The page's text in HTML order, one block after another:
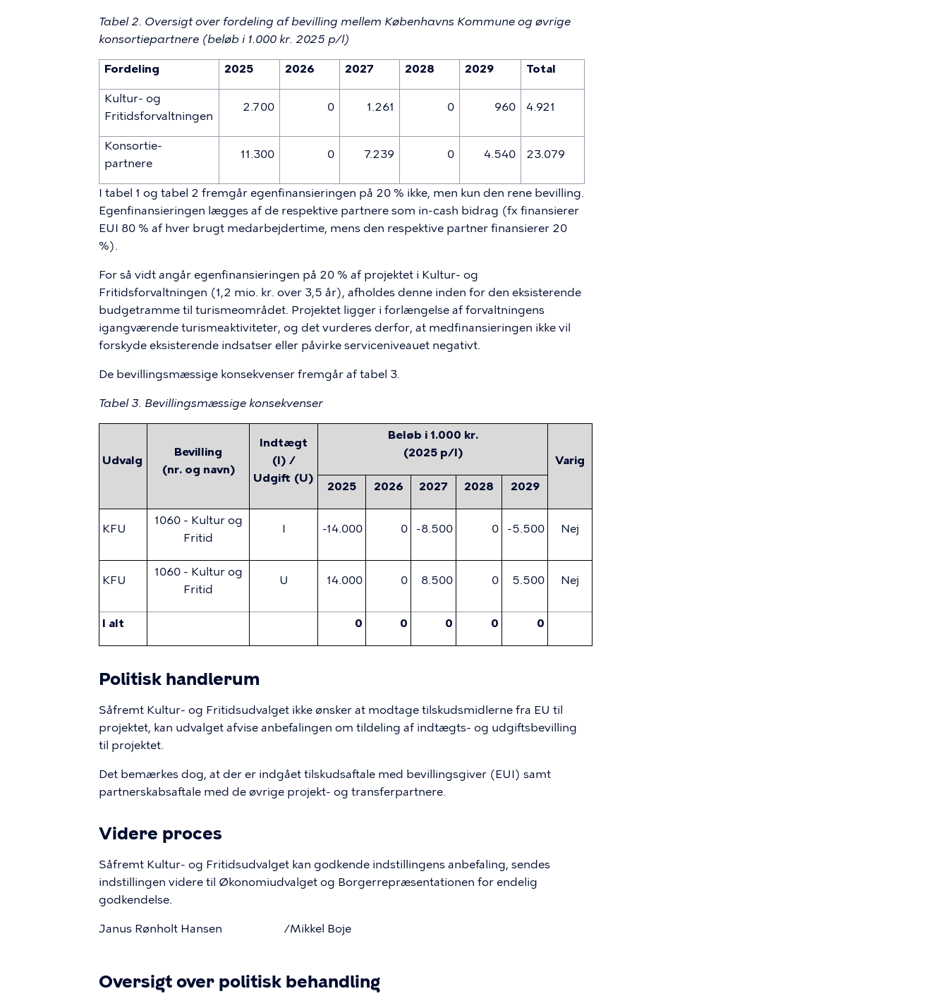
Tabel 2. Oversigt over fordeling af bevilling mellem Københavns Kommune og øvrige
konsortiepartnere (beløb i 1.000 kr. 2025 p/l)
Fordeling 2025 2026 2027 2028 2029 Total
Kultur- og
Fritidsforvaltningen
2.700 0 1.261 0 960 4.921
Konsortie-
partnere
11.300 0 7.239 0 4.540 23.079
I tabel 1 og tabel 2 fremgår egenfinansieringen på 20 % ikke, men kun den rene bevilling.
Egenfinansieringen lægges af de respektive partnere som in-cash bidrag (fx finansierer
EUI 80 % af hver brugt medarbejdertime, mens den respektive partner finansierer 20
%).
For så vidt angår egenfinansieringen på 20 % af projektet i Kultur- og
Fritidsforvaltningen (1,2 mio. kr. over 3,5 år), afholdes denne inden for den eksisterende
budgetramme til turismeområdet. Projektet ligger i forlængelse af forvaltningens
igangværende turismeaktiviteter, og det vurderes derfor, at medfinansieringen ikke vil
forskyde eksisterende indsatser eller påvirke serviceniveauet negativt.
De bevillingsmæssige konsekvenser fremgår af tabel 3.
Tabel 3. Bevillingsmæssige konsekvenser
Udvalg
Bevilling
(nr. og navn)
Indtægt
(I) /
Udgift (U)
Beløb i 1.000 kr.
(2025 p/l)
Varig
2025
2026 2027 2028 2029
KFU
1060 - Kultur og
Fritid
I -14.000 0 -8.500 0 -5.500 Nej
KFU
1060 - Kultur og
Fritid
U 14.000 0 8.500 0 5.500 Nej
I alt 0 0 0 0 0
Politisk handlerum
Såfremt Kultur- og Fritidsudvalget ikke ønsker at modtage tilskudsmidlerne fra EU til
projektet, kan udvalget afvise anbefalingen om tildeling af indtægts- og udgiftsbevilling
til projektet.
Det bemærkes dog, at der er indgået tilskudsaftale med bevillingsgiver (EUI) samt
partnerskabsaftale med de øvrige projekt- og transferpartnere.
Videre proces
Såfremt Kultur- og Fritidsudvalget kan godkende indstillingens anbefaling, sendes
indstillingen videre til Økonomiudvalget og Borgerrepræsentationen for endelig
godkendelse.
Janus Rønholt Hansen /Mikkel Boje
Oversigt over politisk behandling